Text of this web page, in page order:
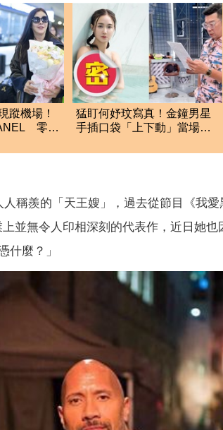
蹤機場！
零修
猛盯何妤玟寫真！金鐘男星
手插口袋「上下動」當場抓
人稱羨的「天王嫂」，過去從節目《我
並無令人印相深刻的代表作，近日她也
什麼？」